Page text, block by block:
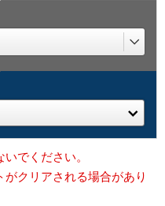
でください。
クリアされる場合があり